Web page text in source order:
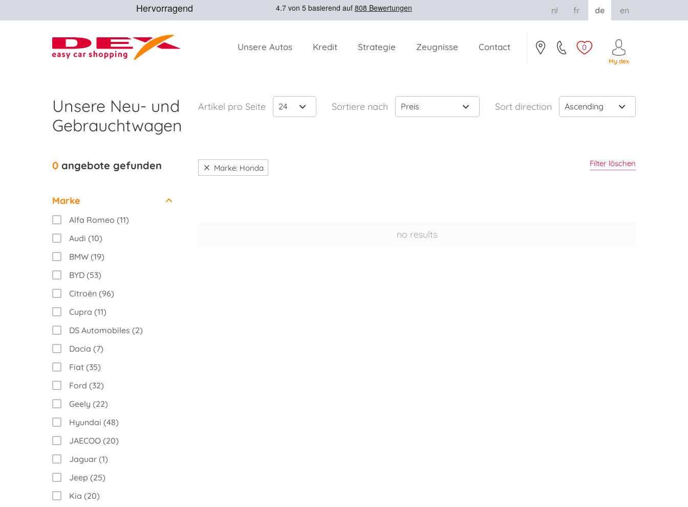
0
My dex
nl fr de en
Unsere Autos Kredit Strategie Zeugnisse Contact
Unsere Neu- und
Gebrauchtwagen
Artikel pro Seite 24 Sortiere nach Preis Sort direction Ascending
0 angebote gefunden
Marke
Alfa Romeo (11)
Audi (10)
BMW (19)
BYD (53)
Citroën (96)
Cupra (11)
DS Automobiles (2)
Dacia (7)
Fiat (35)
Ford (32)
Geely (22)
Hyundai (48)
JAECOO (20)
Jaguar (1)
Jeep (25)
Kia (20)
Marke: Honda Filter löschen
no results